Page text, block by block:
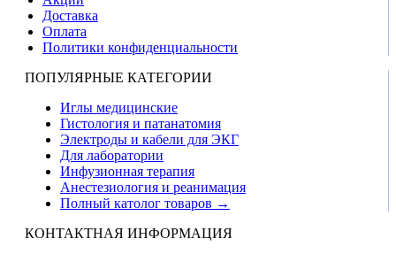
Доставка
Оплата
Политики конфиденциальности
ПОПУЛЯРНЫЕ КАТЕГОРИИ
Иглы медицинские
Гистология и патанатомия
Электроды и кабели для ЭКГ
Для лаборатории
Инфузионная терапия
Анестезиология и реанимация
Полный католог товаров →
КОНТАКТНАЯ ИНФОРМАЦИЯ